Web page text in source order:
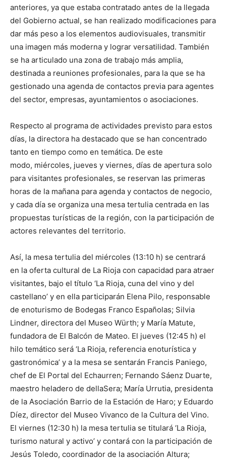
anteriores, ya que estaba contratado antes de la llegada
del Gobierno actual, se han realizado modificaciones para
dar más peso a los elementos audiovisuales, transmitir
una imagen más moderna y lograr versatilidad. También
se ha articulado una zona de trabajo más amplia,
destinada a reuniones profesionales, para la que se ha
gestionado una agenda de contactos previa para agentes
del sector, empresas, ayuntamientos o asociaciones.
Respecto al programa de actividades previsto para estos
días, la directora ha destacado que se han concentrado
tanto en tiempo como en temática. De este
modo, miércoles, jueves y viernes, días de apertura solo
para visitantes profesionales, se reservan las primeras
horas de la mañana para agenda y contactos de negocio,
y cada día se organiza una mesa tertulia centrada en las
propuestas turísticas de la región, con la participación de
actores relevantes del territorio.
Así, la mesa tertulia del miércoles (13:10 h) se centrará
en la oferta cultural de La Rioja con capacidad para atraer
visitantes, bajo el título ‘La Rioja, cuna del vino y del
castellano’ y en ella participarán Elena Pilo, responsable
de enoturismo de Bodegas Franco Españolas; Silvia
Lindner, directora del Museo Würth; y María Matute,
fundadora de El Balcón de Mateo. El jueves (12:45 h) el
hilo temático será ‘La Rioja, referencia enoturística y
gastronómica’ y a la mesa se sentarán Francis Paniego,
chef de El Portal del Echaurren; Fernando Sáenz Duarte,
maestro heladero de dellaSera; María Urrutia, presidenta
de la Asociación Barrio de la Estación de Haro; y Eduardo
Díez, director del Museo Vivanco de la Cultura del Vino.
El viernes (12:30 h) la mesa tertulia se titulará ‘La Rioja,
turismo natural y activo’ y contará con la participación de
Jesús Toledo, coordinador de la asociación Altura;